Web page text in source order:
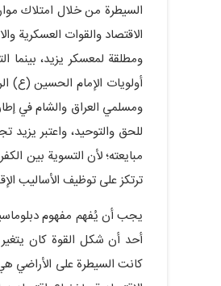
السيطرة من خلال امتلاك
الاقتصاد والقوات العسكرية
ومطلقة لمعسكر يزيد، بينما
أولويات الإمام الحسين (ع)
ومسلمي العراق والشام في
للحق والتوحيد، واعتبر يزيد
مبايعته؛ لأن التسوية بين
ترتكز على توظيف الأساليب
يجب أن يُفهم مفهوم
أحد أن شكل القوة كان
كانت السيطرة على الأراضي